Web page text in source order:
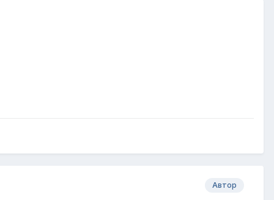
Автор